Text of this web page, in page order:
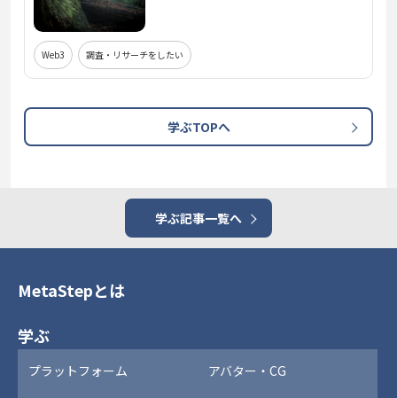
Web3 調査・リサーチをしたい
学ぶTOPへ
学ぶ記事一覧へ
MetaStepとは
学ぶ
プラットフォーム アバター・CG